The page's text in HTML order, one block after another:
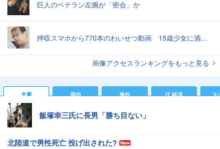
巨人のベテラン左腕が「密会」か
押収スマホから770本のわいせつ動画 15歳少女に酒と薬飲ませ性的暴行か 54歳男を再逮捕 「薬もありますよ」とSNSで誘い出し
画像アクセスランキングをもっと見る
主要 国内 海外 IT 経済 ス
飯塚幸三氏に長男「勝ち目ない」
北陸道で男性死亡 投げ出された?